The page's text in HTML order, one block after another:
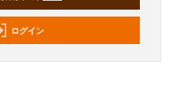
ログイン